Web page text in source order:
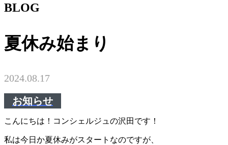
BLOG
夏休み始まり
2024.08.17
お知らせ
こんにちは！コンシェルジュの沢田です！
私は今日か夏休みがスタートなのですが、